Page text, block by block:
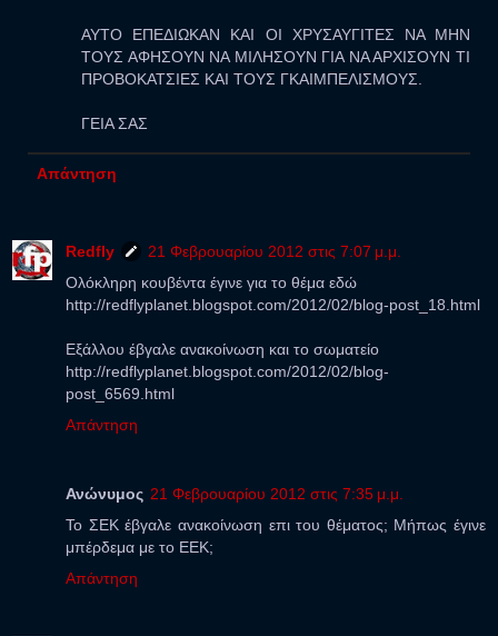
ΑΥΤΟ ΕΠΕΔΙΩΚΑΝ ΚΑΙ ΟΙ ΧΡΥΣΑΥΓΙΤΕΣ ΝΑ ΜΗΝ
ΤΟΥΣ ΑΦΗΣΟΥΝ ΝΑ ΜΙΛΗΣΟΥΝ ΓΙΑ ΝΑ ΑΡΧΙΣΟΥΝ ΤΙ
ΠΡΟΒΟΚΑΤΣΙΕΣ ΚΑΙ ΤΟΥΣ ΓΚΑΙΜΠΕΛΙΣΜΟΥΣ.
ΓΕΙΑ ΣΑΣ
Απάντηση
Redfly
21 Φεβρουαρίου 2012 στις 7:07 μ.μ.
Ολόκληρη κουβέντα έγινε για το θέμα εδώ
http://redflyplanet.blogspot.com/2012/02/blog-post_18.html
Εξάλλου έβγαλε ανακοίνωση και το σωματείο
http://redflyplanet.blogspot.com/2012/02/blog-
post_6569.html
Απάντηση
Ανώνυμος 21 Φεβρουαρίου 2012 στις 7:35 μ.μ.
To ΣΕΚ έβγαλε ανακοίνωση επι του θέματος; Μήπως έγινε
μπέρδεμα με το ΕΕΚ;
Απάντηση